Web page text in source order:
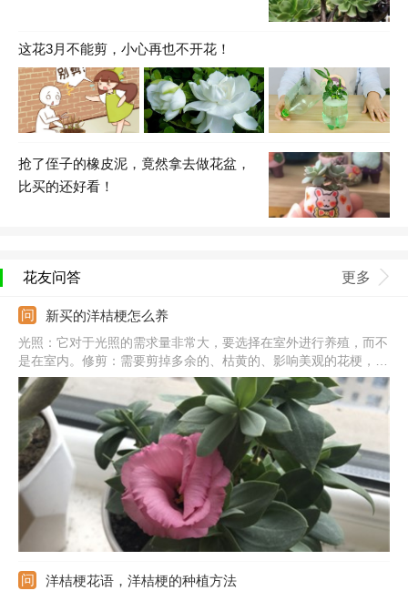
这花3月不能剪，小心再也不开花！
抢了侄子的橡皮泥，竟然拿去做花盆，
比买的还好看！
花友问答 更多
新买的洋桔梗怎么养
光照：它对于光照的需求量非常大，要选择在室外进行养殖，而不
是在室内。修剪：需要剪掉多余的、枯黄的、影响美观的花梗，以
便于新生芽孢的生长和发育。浇水：需先静置半天左右的时间才能
浇水。施肥：不需要立即进行施肥。要等其服盆后再开始施肥。
洋桔梗花语，洋桔梗的种植方法